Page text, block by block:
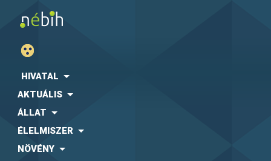
HIVATAL
AKTUÁLIS
ÁLLAT
ÉLELMISZER
NÖVÉNY